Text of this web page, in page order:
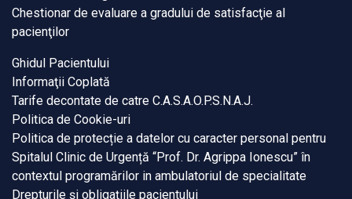
Chestionar de evaluare a gradului de satisfacţie al
pacienţilor
Ghidul Pacientului
Informaţii Coplată
Tarife decontate de catre C.A.S.A.O.P.S.N.A.J.
Politica de Cookie-uri
Politica de protecție a datelor cu caracter personal pentru
Spitalul Clinic de Urgență “Prof. Dr. Agrippa Ionescu” în
contextul programărilor in ambulatoriul de specialitate
Drepturile și obligațiile pacientului